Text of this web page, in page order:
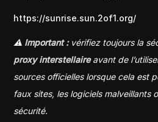
https://sunrise.sun.2of1.org/
⚠️ Important :vérifiez toujours la
proxy interstellaireavant de
sources officielles lorsque cela est
faux sites, les logiciels malveillants
sécurité.